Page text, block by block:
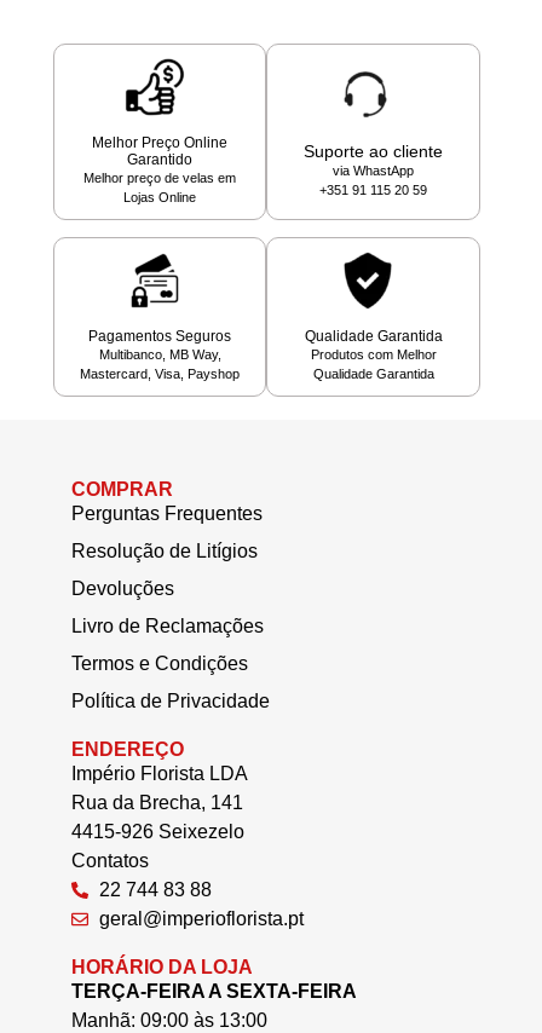
Melhor Preço Online
Garantido
Melhor preço de velas em
Lojas Online
Suporte ao cliente
via WhastApp
+351 91 115 20 59
Pagamentos Seguros
Multibanco, MB Way,
Mastercard, Visa, Payshop
Qualidade Garantida
Produtos com Melhor
Qualidade Garantida
COMPRAR
Perguntas Frequentes
Resolução de Litígios
Devoluções
Livro de Reclamações
Termos e Condições
Política de Privacidade
ENDEREÇO
Império Florista LDA
Rua da Brecha, 141
4415-926 Seixezelo
Contatos
22 744 83 88
geral@imperioflorista.pt
HORÁRIO DA LOJA
TERÇA-FEIRA A SEXTA-FEIRA
Manhã: 09:00 às 13:00